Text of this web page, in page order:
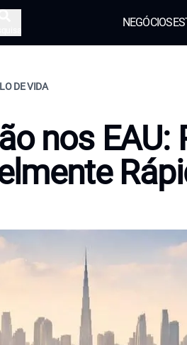
NEGÓCIOS
DE VIDA
nos EAU: